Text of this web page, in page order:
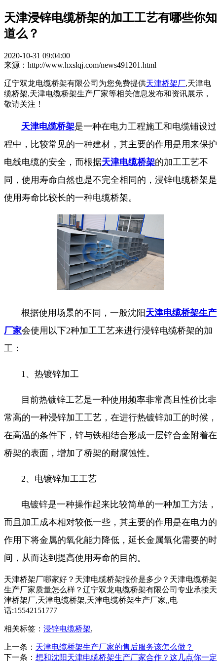
天津浸锌电缆桥架的加工工艺有哪些你知
道么？
2020-10-31 09:04:00
来源：http://www.hxslqj.com/news491201.html
辽宁双龙电缆桥架有限公司为您免费提供天津桥架厂,天津电
缆桥架,天津电缆桥架生产厂家等相关信息发布和资讯展示，
敬请关注！
天津电缆桥架是一种在电力工程施工和电缆铺设过
程中，比较常见的一种建材，其主要的作用是用来保护
电线电缆的安全，而根据天津电缆桥架的加工工艺不
同，使用寿命自然也是不完全相同的，浸锌电缆桥架是
使用寿命比较长的一种电缆桥架。
根据使用场景的不同，一般沈阳 天津电缆桥架生产
厂家会使用以下2种加工工艺来进行浸锌电缆桥架的加
工：
1、热镀锌加工
目前热镀锌工艺是一种使用频率非常高且性价比非
常高的一种浸锌加工工艺，在进行热镀锌加工的时候，
在高温的条件下，锌与铁相结合形成一层锌合金附着在
桥架的表面，增加了桥架的耐腐蚀性。
2、电镀锌加工工艺
电镀锌是一种操作起来比较简单的一种加工方法，
而且加工成本相对较低一些，其主要的作用是在电力的
作用下将金属的氧化能力降低，延长金属氧化需要的时
间，从而达到提高使用寿命的目的。
天津桥架厂哪家好？天津电缆桥架报价是多少？天津电缆桥架
生产厂家质量怎么样？辽宁双龙电缆桥架有限公司专业承接天
津桥架厂,天津电缆桥架,天津电缆桥架生产厂家,,电
话:15542151777
相关标签： 浸锌电缆桥架,
上一条： 天津电缆桥架生产厂家的售后服务该怎么做？
下一条： 想和沈阳天津电缆桥架生产厂家合作？这几点你一定